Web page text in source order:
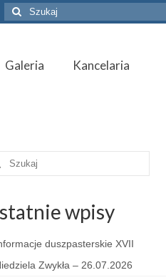
Szuklaj
w:
Galeria
Kancelaria
wpisy
duszpasterskie XVII
Zwykła – 26.07.2026